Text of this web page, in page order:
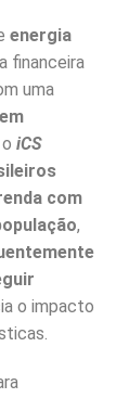
energia
financeira
uma
iCS
com
,
o impacto